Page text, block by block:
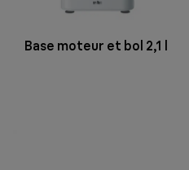
Base moteur et bol 2,1 l